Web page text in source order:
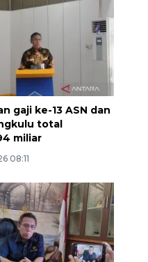
gaji ke-13 ASN dan
total
miliar
08:11